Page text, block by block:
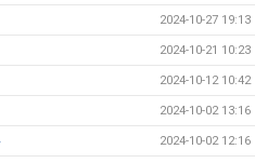
2024-10-27 19:13
2024-10-21 10:23
2024-10-12 10:42
2024-10-02 13:16
2024-10-02 12:16